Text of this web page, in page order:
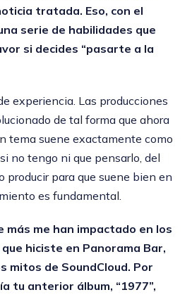
tratada. Eso, con el
serie de habilidades que
si decides “pasarte a la
experiencia. Las producciones
de tal forma que ahora
tema suene exactamente como
no tengo ni que pensarlo, del
producir para que suene bien en
es fundamental.
más me han impactado en los
hiciste en Panorama Bar,
mitos de SoundCloud. Por
tu anterior álbum, “1977”,